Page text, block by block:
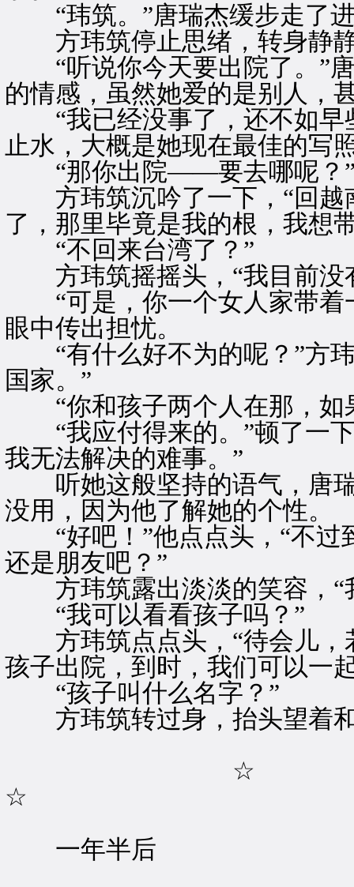
“玮筑。”唐瑞杰缓步走了进
方玮筑停止思绪，转身静
“听说你今天要出院了。”唐
的情感，虽然她爱的是别人，
“我已经没事了，还不如早
止水，大概是她现在最佳的写
“那你出院——要去哪呢？”
方玮筑沉吟了一下，“回越
了，那里毕竟是我的根，我想
“不回来台湾了？”
方玮筑摇摇头，“我目前没
“可是，你一个女人家带着
眼中传出担忧。
“有什么好不为的呢？”方玮
国家。”
“你和孩子两个人在那，如
“我应付得来的。”顿了一下
我无法解决的难事。”
听她这般坚持的语气，唐瑞
没用，因为他了解她的个性。
“好吧！”他点点头，“不过
还是朋友吧？”
方玮筑露出淡淡的笑容，“
“我可以看看孩子吗？”
方玮筑点点头，“待会儿，
孩子出院，到时，我们可以一
“孩子叫什么名字？”
方玮筑转过身，抬头望着和
☆
☆
一年半后